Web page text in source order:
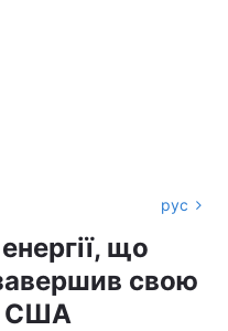
рус
що
свою
США